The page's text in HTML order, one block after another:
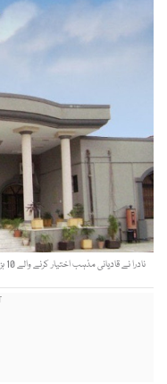
نادرا نے قادیانی مذہب اختیار کرنے والے 10 ہزار افراد کا ڈیٹا سربمہر لفافے میں عدالت میں پیش کردیا فوٹو:فائل